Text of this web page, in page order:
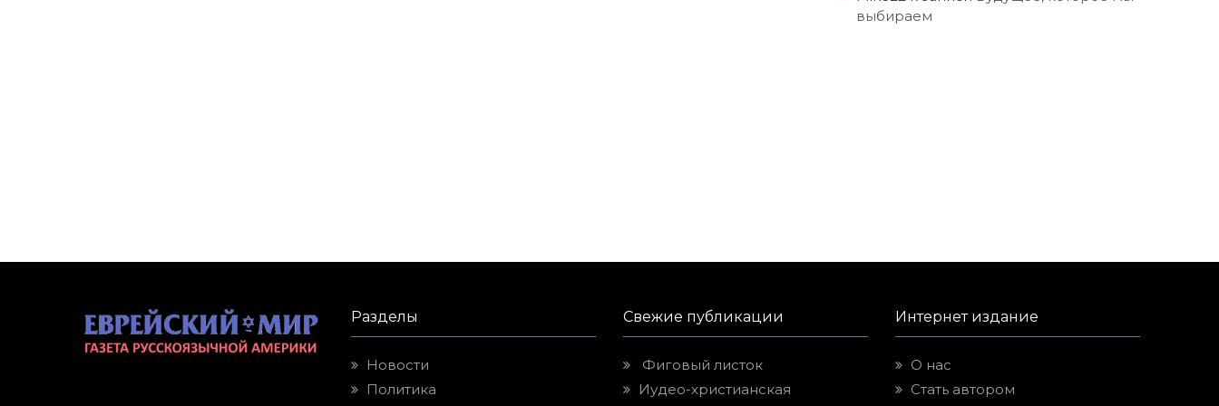
выбираем
Разделы
Новости
Политика
Свежие публикации
Фиговый листок
Иудео-христианская
Интернет издание
О нас
Стать автором